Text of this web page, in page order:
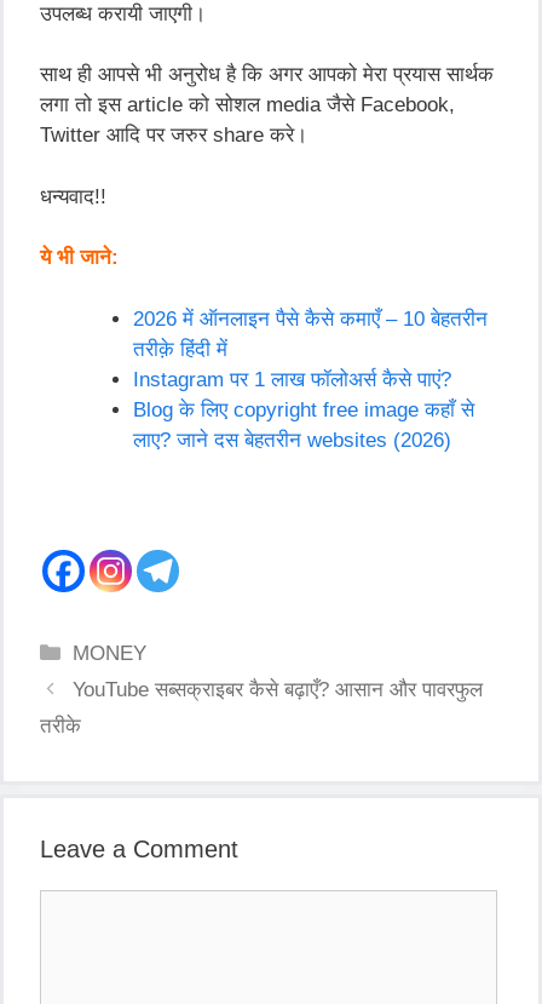
उपलब्ध करायी जाएगी।
साथ ही आपसे भी अनुरोध है कि अगर आपको मेरा प्रयास सार्थक
लगा तो इस article को सोशल media जैसे Facebook,
Twitter आदि पर जरुर share करे।
धन्यवाद!!
ये भी जाने:
2026 में ऑनलाइन पैसे कैसे कमाएँ – 10 बेहतरीन
तरीक़े हिंदी में
Instagram पर 1 लाख फॉलोअर्स कैसे पाएं?
Blog के लिए copyright free image कहाँ से
लाए? जाने दस बेहतरीन websites (2026)
Categories
MONEY
Post
navigation
YouTube सब्सक्राइबर कैसे बढ़ाएँ? आसान और पावरफुल
तरीके
Leave a Comment